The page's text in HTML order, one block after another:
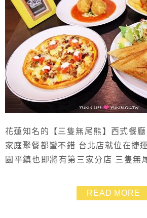
花蓮知名的【三隻無尾熊】西式餐
家庭聚餐都蠻不錯 台北店就位在捷
園平鎮也即將有第三家分店 三隻無
小西瓜跟我還很喜歡首圖上面左上
口味跟口感非常獨特多層次❤ ((提外
READ MORE